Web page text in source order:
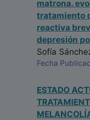
matrona.
tratamiento
reactiva
depresión
Sofía
Fecha
ESTADO